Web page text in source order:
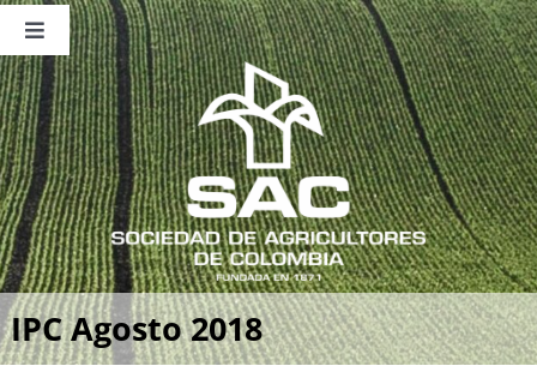
Saltar
contenido
Toggle
Navigation
Nosotros
Publicaciones
Sala de Prensa
Eventos
IPC Agosto 2018